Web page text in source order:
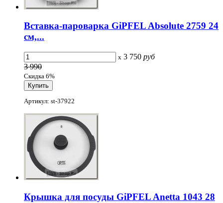
Вставка-пароварка GiPFEL Absolute 2759 24
см,...
x 3 750 руб
3 990
Скидка 6%
Артикул: st-37922
Крышка для посуды GiPFEL Anetta 1043 28